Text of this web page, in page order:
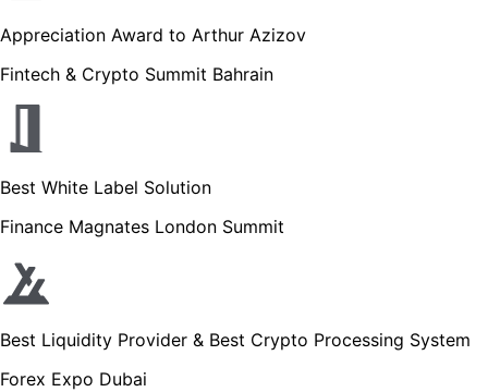
Appreciation Award to Arthur Azizov
Fintech & Crypto Summit Bahrain
Best White Label Solution
Finance Magnates London Summit
Best Liquidity Provider & Best Crypto Processing System
Forex Expo Dubai